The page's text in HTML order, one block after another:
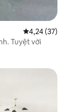
Xếp hạng
4,24 (37)
Tuyệt vời